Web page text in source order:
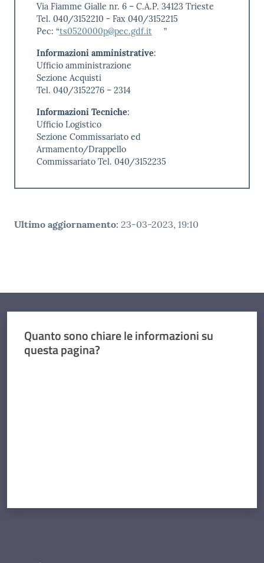
Via Fiamme Gialle nr. 6 – C.A.P. 34123 Trieste
Tel. 040/3152210 - Fax 040/3152215
Pec: “ts0520000p@pec.gdf.it ”
Informazioni amministrative:
Ufficio amministrazione
Sezione Acquisti
Tel. 040/3152276 – 2314
Informazioni Tecniche:
Ufficio Logistico
Sezione Commissariato ed
Armamento/Drappello
Commissariato Tel. 040/3152235
Ultimo aggiornamento: 23-03-2023, 19:10
Quanto sono chiare le informazioni su
questa pagina?